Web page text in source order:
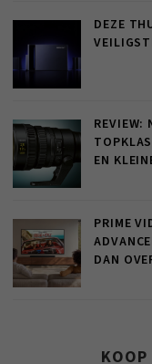
DEZE
REVIEW:
EN
PRIME
DAN
KOOP